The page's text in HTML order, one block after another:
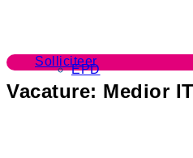
EPD
Vacature: Medior
Solliciteer